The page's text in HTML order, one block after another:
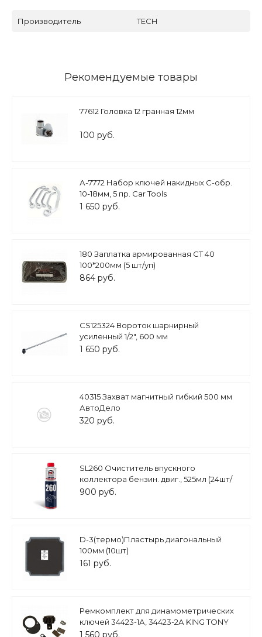
Производитель TECH
Рекомендуемые товары
77612 Головка 12 гранная 12мм
100 руб.
А-7772 Набор ключей накидных C-обр.
10-18мм, 5 пр. Car Tools
1 650 руб.
180 Заплатка армированная СТ 40
100*200мм (5 шт/уп)
864 руб.
CS125324 Вороток шарнирный
усиленный 1/2", 600 мм
1 650 руб.
40315 Захват магнитный гибкий 500 мм
АвтоДело
320 руб.
SL260 Очиститель впускного
коллектора бензин. двиг., 525мл (24шт/
короб)
900 руб.
D-3(термо)Пластырь диагональный
100мм (10шт)
161 руб.
Ремкомплект для динамометрических
ключей 34423-1А, 34423-2А KING TONY
34423-3DK
1 560 руб.